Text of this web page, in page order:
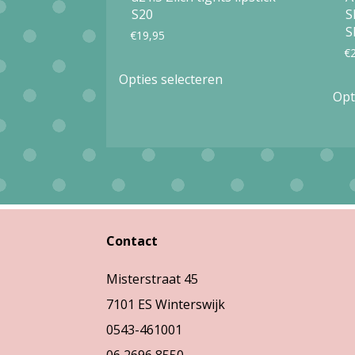
S20
€19,95
Opties selecteren
variaties.
Deze
€
Contact
Misterstraat 45
7101 ES Winterswijk
0543-461001